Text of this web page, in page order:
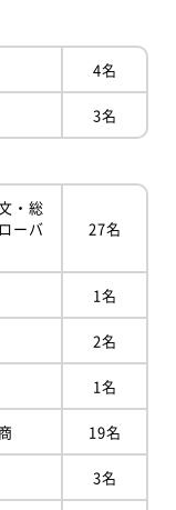
4名
3名
・総
ーバ
27名
1名
2名
1名
19名
3名